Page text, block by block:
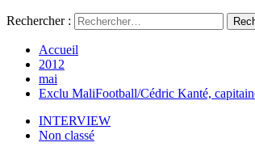
Rechercher :
Accueil
2012
mai
Exclu MaliFootball/Cédric Kanté,
INTERVIEW
Non classé